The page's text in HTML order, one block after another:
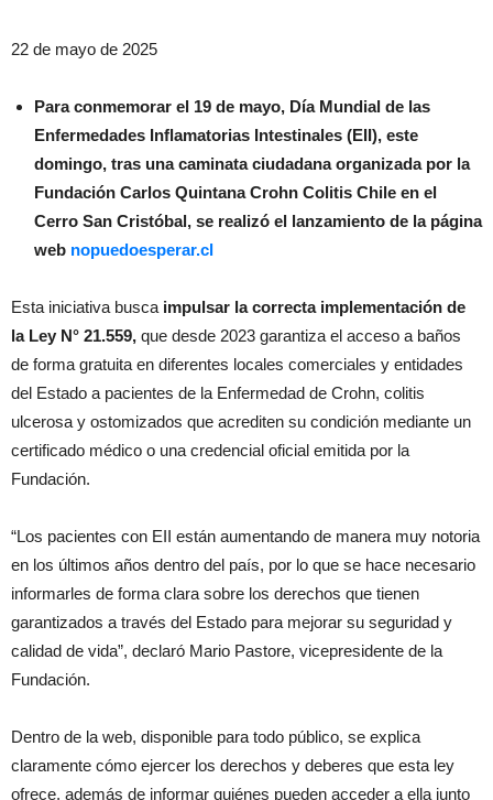
22 de mayo de 2025
Para conmemorar el 19 de mayo, Día Mundial de las
Enfermedades Inflamatorias Intestinales (EII), este
domingo, tras una caminata ciudadana organizada por la
Fundación Carlos Quintana Crohn Colitis Chile en el
Cerro San Cristóbal, se realizó el lanzamiento de la página
web nopuedoesperar.cl
Esta iniciativa busca impulsar la correcta implementación de
la Ley N° 21.559, que desde 2023 garantiza el acceso a baños
de forma gratuita en diferentes locales comerciales y entidades
del Estado a pacientes de la Enfermedad de Crohn, colitis
ulcerosa y ostomizados que acrediten su condición mediante un
certificado médico o una credencial oficial emitida por la
Fundación.
“Los pacientes con EII están aumentando de manera muy notoria
en los últimos años dentro del país, por lo que se hace necesario
informarles de forma clara sobre los derechos que tienen
garantizados a través del Estado para mejorar su seguridad y
calidad de vida”, declaró Mario Pastore, vicepresidente de la
Fundación.
Dentro de la web, disponible para todo público, se explica
claramente cómo ejercer los derechos y deberes que esta ley
ofrece, además de informar quiénes pueden acceder a ella junto